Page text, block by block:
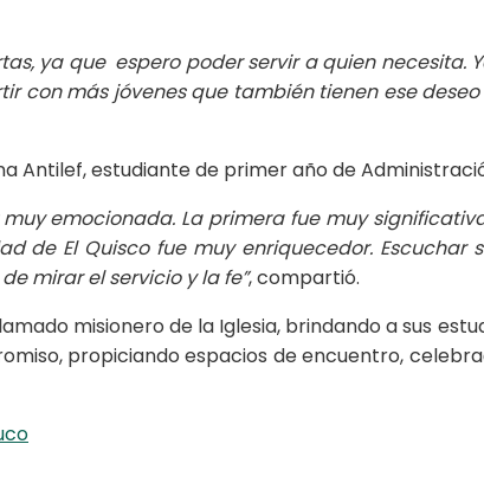
ya que espero poder servir a quien necesita.
con más jóvenes que también tienen ese
Antilef, estudiante de primer año de
emocionada. La primera fue muy
El Quisco fue muy enriquecedor. Escuchar
mirar el servicio y la fe”, compartió.
misionero de la Iglesia, brindando a sus
propiciando espacios de encuentro,